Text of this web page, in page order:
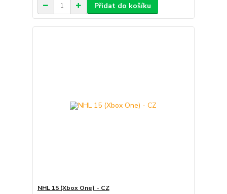
Přidat do košíku
NHL 15 (Xbox One) - CZ